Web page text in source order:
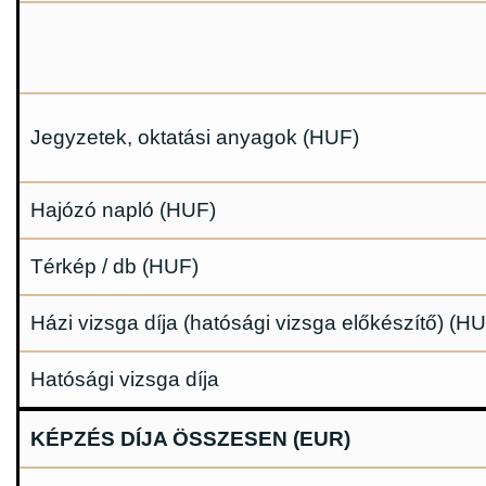
Jegyzetek, oktatási anyagok (HUF)
Hajózó napló (HUF)
Térkép / db (HUF)
Házi vizsga díja (hatósági vizsga előkészítő)
Hatósági vizsga díja
KÉPZÉS DÍJA ÖSSZESEN (EUR)